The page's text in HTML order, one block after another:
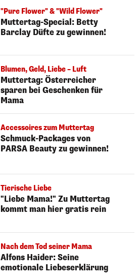
"Pure Flower" & "Wild Flower"
Muttertag-Special: Betty
Barclay Düfte zu gewinnen!
Blumen, Geld, Liebe – Luft
Muttertag: Österreicher
sparen bei Geschenken für
Mama
Accessoires zum Muttertag
Schmuck-Packages von
PARSA Beauty zu gewinnen!
Tierische Liebe
"Liebe Mama!" Zu Muttertag
kommt man hier gratis rein
Nach dem Tod seiner Mama
Alfons Haider: Seine
emotionale Liebeserklärung